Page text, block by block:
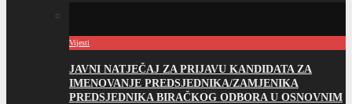
Vijesti
JAVNI NATJEČAJ ZA PRIJAVU KANDIDATA ZA
IMENOVANJE PREDSJEDNIKA/ZAMJENIKA
PREDSJEDNIKA BIRAČKOG ODBORA U OSNOVNIM